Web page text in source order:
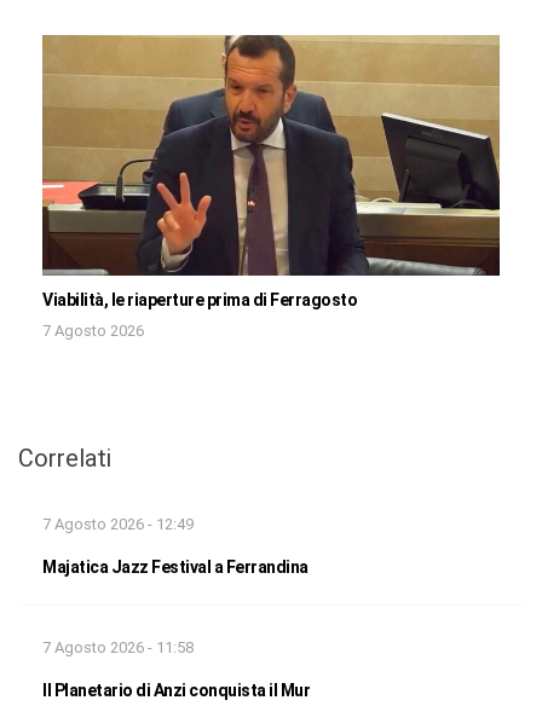
Viabilità, le riaperture prima di Ferragosto
7 Agosto 2026
Correlati
7 Agosto 2026 - 12:49
Majatica Jazz Festival a Ferrandina
7 Agosto 2026 - 11:58
Il Planetario di Anzi conquista il Mur